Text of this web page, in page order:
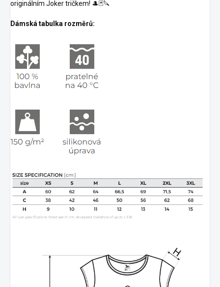
originálním Joker tričkem! 🎩🃏🔪
Dámská tabulka rozměrů: